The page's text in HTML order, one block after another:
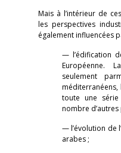
Mais à l’intérieur de
les perspectives
également influencées
— l’édification
Européenne.
seulement
méditerranéens,
toute une
nombre
— l’évolution de
arabes ;